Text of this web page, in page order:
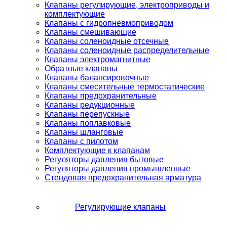
Клапаны регулирующие, электроприводы и
комплектующие
Клапаны с гидропневмоприводом
Клапаны смешивающие
Клапаны соленоидные отсечные
Клапаны соленоидные распределительные
Клапаны электромагнитные
Обратные клапаны
Клапаны балансировочные
Клапаны смесительные термостатические
Клапаны предохранительные
Клапаны редукционные
Клапаны перепускные
Клапаны поплавковые
Клапаны шланговые
Клапаны с пилотом
Комплектующие к клапанам
Регуляторы давления бытовые
Регуляторы давления промышленные
Стендовая предохранительная арматура
Регулирующие клапаны